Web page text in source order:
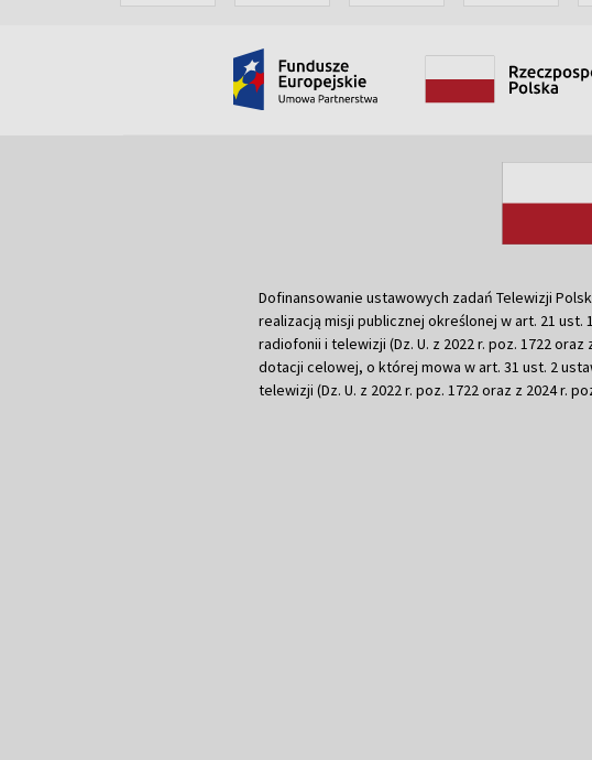
Dofinansowanie ustawowych zadań Telewizji
realizacją misji publicznej określonej w art. 21 ust.
radiofonii i telewizji (Dz. U. z 2022 r. poz. 1722
dotacji celowej, o której mowa w art. 31 ust. 2
telewizji (Dz. U. z 2022 r. poz. 1722 oraz z 2024 r.